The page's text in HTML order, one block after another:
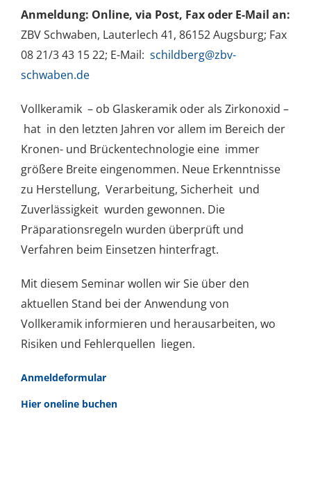
Anmeldung: Online, via Post, Fax oder E-Mail an:
ZBV Schwaben, Lauterlech 41, 86152 Augsburg; Fax
08 21/3 43 15 22; E-Mail: schildberg@zbv-
schwaben.de
Vollkeramik – ob Glaskeramik oder als Zirkonoxid –
hat in den letzten Jahren vor allem im Bereich der
Kronen- und Brückentechnologie eine immer
größere Breite eingenommen. Neue Erkenntnisse
zu Herstellung, Verarbeitung, Sicherheit und
Zuverlässigkeit wurden gewonnen. Die
Präparationsregeln wurden überprüft und
Verfahren beim Einsetzen hinterfragt.
Mit diesem Seminar wollen wir Sie über den
aktuellen Stand bei der Anwendung von
Vollkeramik informieren und herausarbeiten, wo
Risiken und Fehlerquellen liegen.
Anmeldeformular
Hier oneline buchen